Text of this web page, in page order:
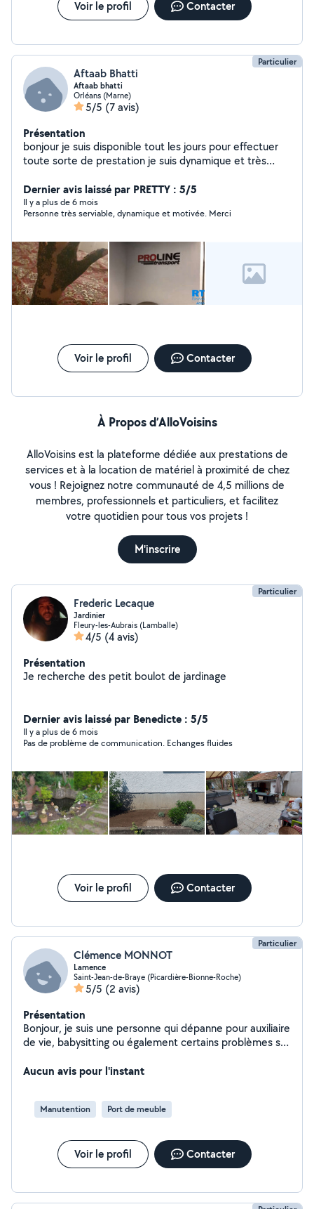
Voir le profil Contacter
Particulier
Aftaab Bhatti
Aftaab bhatti
Orléans (Marne)
5/5 (7 avis)
Présentation
bonjour je suis disponible tout les jours pour effectuer
toute sorte de prestation je suis dynamique et très
Dernier avis laissé par PRETTY : 5/5
Il y a plus de 6 mois
Personne très serviable, dynamique et motivée. Merci
Voir le profil Contacter
À Propos d’AlloVoisins
AlloVoisins est la plateforme dédiée aux prestations de
services et à la location de matériel à proximité de chez
vous ! Rejoignez notre communauté de 4,5 millions de
membres, professionnels et particuliers, et facilitez
votre quotidien pour tous vos projets !
M'inscrire
Particulier
Frederic Lecaque
Jardinier
Fleury-les-Aubrais (Lamballe)
4/5 (4 avis)
Présentation
Je recherche des petit boulot de jardinage
Dernier avis laissé par Benedicte : 5/5
Il y a plus de 6 mois
Pas de problème de communication. Echanges fluides
Voir le profil Contacter
Particulier
Clémence MONNOT
Lamence
Saint-Jean-de-Braye (Picardière-Bionne-Roche)
5/5 (2 avis)
Présentation
Bonjour, je suis une personne qui dépanne pour auxiliaire
de vie, babysitting ou également certains problèmes sur
Aucun avis pour l'instant
Manutention Port de meuble
Voir le profil Contacter